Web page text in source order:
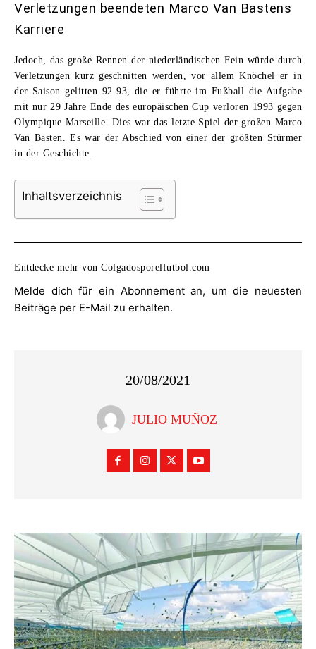
Verletzungen beendeten Marco Van Bastens
Karriere
Jedoch, das große Rennen der niederländischen Fein würde durch
Verletzungen kurz geschnitten werden, vor allem Knöchel er in
der Saison gelitten 92-93, die er führte im Fußball die Aufgabe
mit nur 29 Jahre Ende des europäischen Cup verloren 1993 gegen
Olympique Marseille. Dies war das letzte Spiel der großen Marco
Van Basten. Es war der Abschied von einer der größten Stürmer
in der Geschichte.
Inhaltsverzeichnis
Entdecke mehr von Colgadosporelfutbol.com
Melde dich für ein Abonnement an, um die neuesten
Beiträge per E-Mail zu erhalten.
20/08/2021
JULIO MUÑOZ